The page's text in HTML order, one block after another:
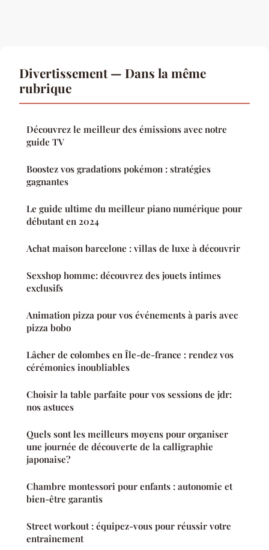
Divertissement — Dans la même
rubrique
Découvrez le meilleur des émissions avec notre
guide TV
Boostez vos gradations pokémon : stratégies
gagnantes
Le guide ultime du meilleur piano numérique pour
débutant en 2024
Achat maison barcelone : villas de luxe à découvrir
Sexshop homme: découvrez des jouets intimes
exclusifs
Animation pizza pour vos événements à paris avec
pizza bobo
Lâcher de colombes en Île-de-france : rendez vos
cérémonies inoubliables
Choisir la table parfaite pour vos sessions de jdr:
nos astuces
Quels sont les meilleurs moyens pour organiser
une journée de découverte de la calligraphie
japonaise?
Chambre montessori pour enfants : autonomie et
bien-être garantis
Street workout : équipez-vous pour réussir votre
entraînement